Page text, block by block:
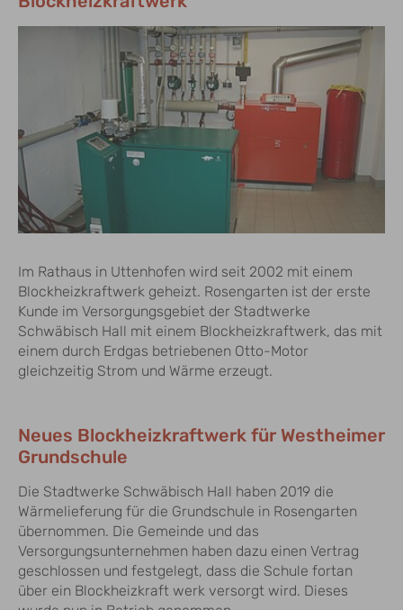
Im Rathaus in Uttenhofen wird seit 2002 mit einem
Blockheizkraftwerk geheizt. Rosengarten ist der erste
Kunde im Versorgungsgebiet der Stadtwerke
Schwäbisch Hall mit einem Blockheizkraftwerk, das mit
einem durch Erdgas betriebenen Otto-Motor
gleichzeitig Strom und Wärme erzeugt.
Neues Blockheizkraftwerk für Westheimer
Grundschule
Die Stadtwerke Schwäbisch Hall haben 2019 die
Wärmelieferung für die Grundschule in Rosengarten
übernommen. Die Gemeinde und das
Versorgungsunternehmen haben dazu einen Vertrag
geschlossen und festgelegt, dass die Schule fortan
über ein Blockheizkraft werk versorgt wird. Dieses